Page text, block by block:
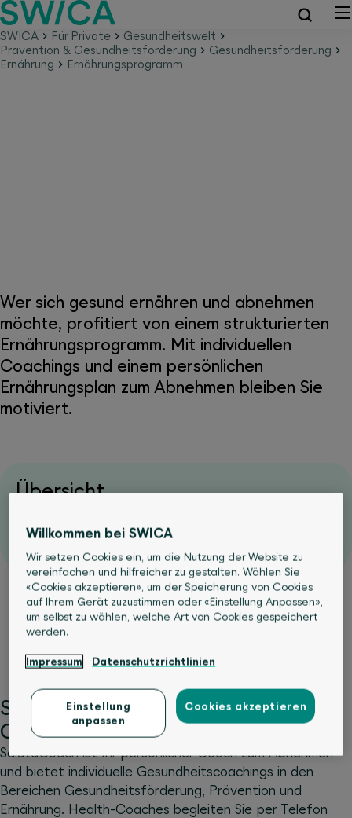
SWICA Für Private
Gesundheitswelt
Prävention & Gesundheitsförderung
Gesundheitsförderung
Ernährung
Ernährungsprogramm
Wer sich gesund ernähren und abnehmen
möchte, profitiert von einem strukturierten
Ernährungsprogramm. Mit individuellen
Coachings und einem persönlichen
Ernährungsplan zum Abnehmen bleiben Sie
motiviert.
Übersicht
Ihr Präventionsbeitrag
SalutaCoach: Ganzheitliches
Coaching per Telefon und App
SalutaCoach ist Ihr persönlicher Coach zum Abnehmen
und bietet individuelle Gesundheitscoachings in den
Bereichen Gesundheitsförderung, Prävention und
Ernährung. Health-Coaches begleiten Sie per Telefon
Willkommen bei SWICA
Wir setzen Cookies ein, um die Nutzung der Website zu
vereinfachen und hilfreicher zu gestalten. Wählen Sie
«Cookies akzeptieren», um der Speicherung von Cookies
auf Ihrem Gerät zuzustimmen oder «Einstellung Anpassen»,
um selbst zu wählen, welche Art von Cookies gespeichert
werden.
Impressum Datenschutzrichtlinien
Einstellung
anpassen
Cookies akzeptieren